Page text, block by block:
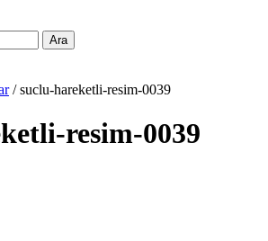
Ara
/ suclu-hareketli-resim-0039
resim-0039